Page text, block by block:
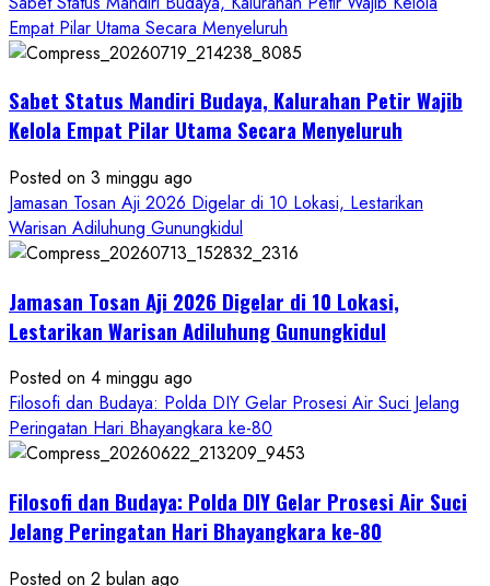
about
Dihadiri
Nasional,
Ruwatan
Petilasan
Sendangwangi
Mohon
Restu
Hayuning
Bawono
Empat Pilar Utama Secara Menyeluruh
Sabet Status Mandiri Budaya, Kalurahan Petir Wajib
Kelola Empat Pilar Utama Secara Menyeluruh
Posted on 3 minggu ago
Jamasan Tosan Aji 2026 Digelar di 10 Lokasi, Lestarikan
Warisan Adiluhung Gunungkidul
Jamasan Tosan Aji 2026 Digelar di 10 Lokasi,
Lestarikan Warisan Adiluhung Gunungkidul
Posted on 4 minggu ago
Filosofi dan Budaya: Polda DIY Gelar Prosesi Air Suci Jelang
Peringatan Hari Bhayangkara ke-80
Filosofi dan Budaya: Polda DIY Gelar Prosesi Air Suci
Jelang Peringatan Hari Bhayangkara ke-80
Posted on 2 bulan ago